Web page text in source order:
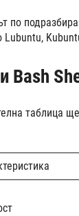
по
Lubuntu,
Bash
таблица